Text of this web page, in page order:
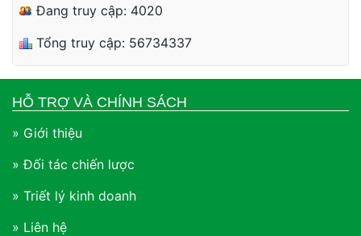
Đang truy cập: 4020
Tổng truy cập: 56734337
HỖ TRỢ VÀ CHÍNH SÁCH
» Giới thiệu
» Đối tác chiến lược
» Triết lý kinh doanh
» Liên hệ